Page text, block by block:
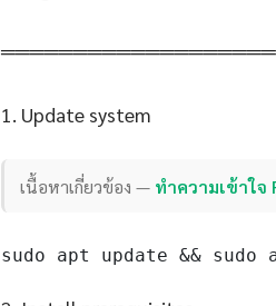
1. Update system
เนื้อหาเกี่ยวข้อง — ทำความเข้าใจ
sudo apt update && sudo